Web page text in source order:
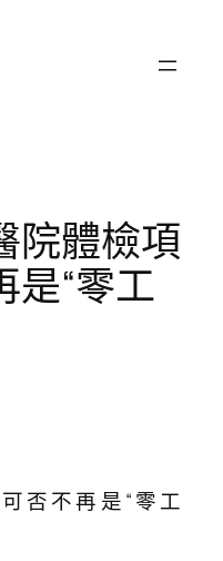
院體檢項
是“零工
否不再是“零工